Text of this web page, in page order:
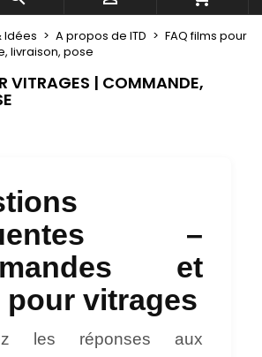
Idées A propos de ITD
FAQ films pour
livraison, pose
VITRAGES | COMMANDE,
–
et
vitrages
les réponses aux